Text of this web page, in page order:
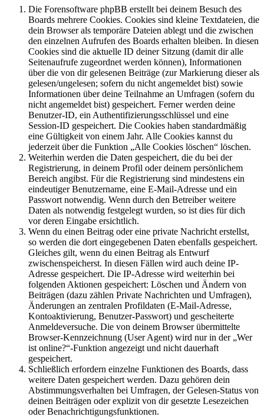
Die Forensoftware phpBB erstellt bei deinem Besuch des
Boards mehrere Cookies. Cookies sind kleine Textdateien, die
dein Browser als temporäre Dateien ablegt und die zwischen
den einzelnen Aufrufen des Boards erhalten bleiben. In diesen
Cookies sind die aktuelle ID deiner Sitzung (damit dir alle
Seitenaufrufe zugeordnet werden können), Informationen
über die von dir gelesenen Beiträge (zur Markierung dieser als
gelesen/ungelesen; sofern du nicht angemeldet bist) sowie
Informationen über deine Teilnahme an Umfragen (sofern du
nicht angemeldet bist) gespeichert. Ferner werden deine
Benutzer-ID, ein Authentifizierungsschlüssel und eine
Session-ID gespeichert. Die Cookies haben standardmäßig
eine Gültigkeit von einem Jahr. Alle Cookies kannst du
jederzeit über die Funktion „Alle Cookies löschen“ löschen.
Weiterhin werden die Daten gespeichert, die du bei der
Registrierung, in deinem Profil oder deinem persönlichem
Bereich angibst. Für die Registrierung sind mindestens ein
eindeutiger Benutzername, eine E-Mail-Adresse und ein
Passwort notwendig. Wenn durch den Betreiber weitere
Daten als notwendig festgelegt wurden, so ist dies für dich
vor deren Eingabe ersichtlich.
Wenn du einen Beitrag oder eine private Nachricht erstellst,
so werden die dort eingegebenen Daten ebenfalls gespeichert.
Gleiches gilt, wenn du einen Beitrag als Entwurf
zwischenspeicherst. In diesen Fällen wird auch deine IP-
Adresse gespeichert. Die IP-Adresse wird weiterhin bei
folgenden Aktionen gespeichert: Löschen und Ändern von
Beiträgen (dazu zählen Private Nachrichten und Umfragen),
Änderungen an zentralen Profildaten (E-Mail-Adresse,
Kontoaktivierung, Benutzer-Passwort) und gescheiterte
Anmeldeversuche. Die von deinem Browser übermittelte
Browser-Kennzeichnung (User Agent) wird nur in der „Wer
ist online?“-Funktion angezeigt und nicht dauerhaft
gespeichert.
Schließlich erfordern einzelne Funktionen des Boards, dass
weitere Daten gespeichert werden. Dazu gehören dein
Abstimmungsverhalten bei Umfragen, der Gelesen-Status von
deinen Beiträgen oder explizit von dir gesetzte Lesezeichen
oder Benachrichtigungsfunktionen.